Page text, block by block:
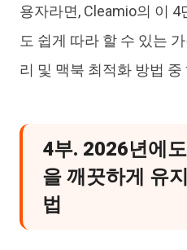
용자라면, Cleamio의 이
도 쉽게 따라 할 수 있는
리 및 맥북 최적화 방법 중
4부. 2026년에
을 깨끗하게 유
법